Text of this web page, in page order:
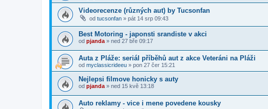
Videorecenze (různých aut) by Tucsonfan
od tucsonfan » pát 14 srp 09:43
Best Motoring - japonsti srandiste v akci
od pjanda » ned 27 bře 09:17
Auta z Pláže: seriál příběhů aut z akce Veteráni na Pláži
od myclassicrideeu » pon 27 čer 15:21
Nejlepsi filmove honicky s auty
od pjanda » ned 15 kvě 13:18
Auto reklamy - vice i mene povedene kousky